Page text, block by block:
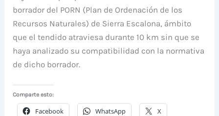
borrador del PORN (Plan de Ordenación de los
Recursos Naturales) de Sierra Escalona, ámbito
que el tendido atraviesa durante 10 km sin que se
haya analizado su compatibilidad con la normativa
de dicho borrador.
Comparte esto:
Facebook WhatsApp X